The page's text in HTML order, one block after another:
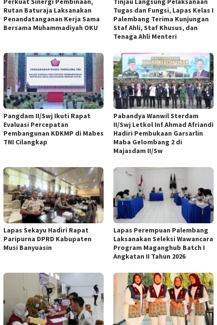
Rutan Baturaja Laksanakan
Penandatanganan Kerja Sama
Bersama Muhammadiyah OKU
Tugas dan Fungsi, Lapas Kelas I
Palembang Terima Kunjungan
Staf Ahli, Staf Khusus, dan
Tenaga Ahli Menteri
Pangdam II/Swj Ikuti Rapat
Evaluasi Percepatan
Pembangunan KDKMP di Mabes
TNI Cilangkap
Pabandya Wanwil Sterdam
II/Swj Letkol Inf Ahmad Afriandi
Hadiri Pembukaan Garsarlin
Maba Gelombang 2 di
Majasdam II/Sw
Lapas Sekayu Hadiri Rapat
Paripurna DPRD Kabupaten
Musi Banyuasin
Lapas Perempuan Palembang
Laksanakan Seleksi Wawancara
Program Maganghub Batch I
Angkatan II Tahun 2026